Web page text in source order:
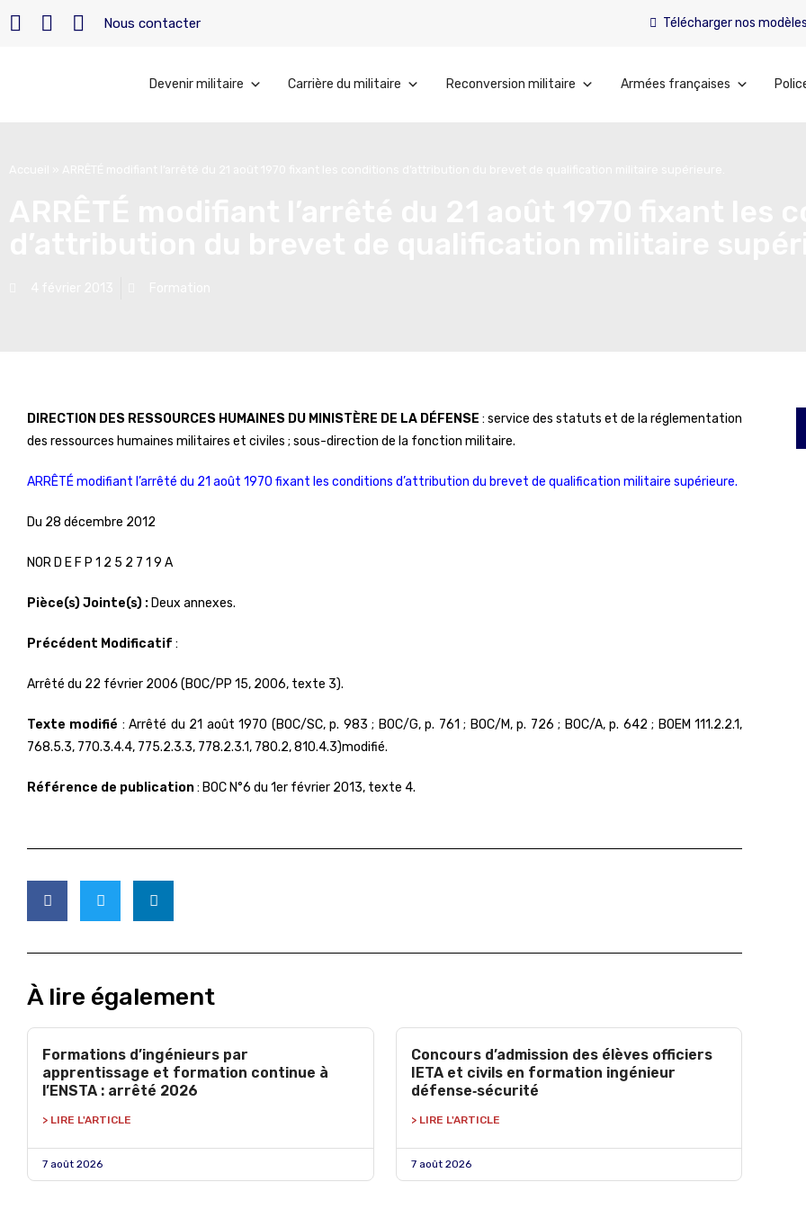
Nous contacter Télécharger nos modèles
Devenir militaire Carrière du militaire Reconversion militaire Armées françaises
DIRECTION DES RESSOURCES HUMAINES DU MINISTÈRE DE LA DÉFENSE : service des statuts et de la réglementation
des ressources humaines militaires et civiles ; sous-direction de la fonction militaire.
ARRÊTÉ modifiant l’arrêté du 21 août 1970 fixant les conditions d’attribution du brevet de qualification militaire supérieure.
Du 28 décembre 2012
NOR D E F P 1 2 5 2 7 1 9 A
Pièce(s) Jointe(s) : Deux annexes.
Précédent Modificatif :
Arrêté du 22 février 2006 (BOC/PP 15, 2006, texte 3).
Texte modifié : Arrêté du 21 août 1970 (BOC/SC, p. 983 ; BOC/G, p. 761 ; BOC/M, p. 726 ; BOC/A, p. 642 ; BOEM 111.2.2.1,
768.5.3, 770.3.4.4, 775.2.3.3, 778.2.3.1, 780.2, 810.4.3)modifié.
Référence de publication: BOC N°6 du 1er février 2013, texte 4.
À lire également
Formations d’ingénieurs par
apprentissage et formation continue à
l’ENSTA : arrêté 2026
> LIRE L'ARTICLE
7 août 2026
Concours d’admission des élèves officiers
IETA et civils en formation ingénieur
défense‑sécurité
> LIRE L'ARTICLE
7 août 2026